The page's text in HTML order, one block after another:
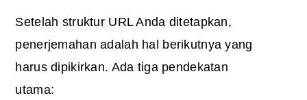
Setelah struktur URL Anda ditetapkan,
penerjemahan adalah hal berikutnya yang
harus dipikirkan. Ada tiga pendekatan
utama: